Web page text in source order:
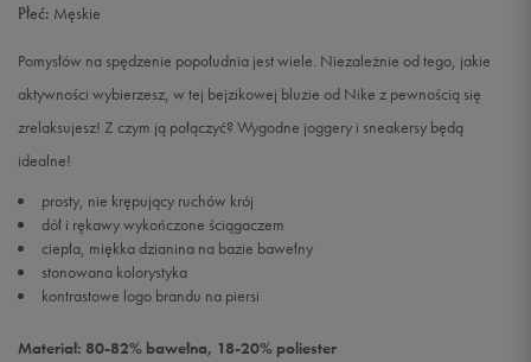
Płeć: Męskie
Pomysłów na spędzenie popołudnia jest wiele. Niezależnie od tego, jakie
aktywności wybierzesz, w tej bejzikowej bluzie od Nike z pewnością się
zrelaksujesz! Z czym ją połączyć? Wygodne joggery i sneakersy będą
idealne!
prosty, nie krępujący ruchów krój
dół i rękawy wykończone ściągaczem
ciepła, miękka dzianina na bazie bawełny
stonowana kolorystyka
kontrastowe logo brandu na piersi
Materiał: 80-82% bawełna, 18-20% poliester